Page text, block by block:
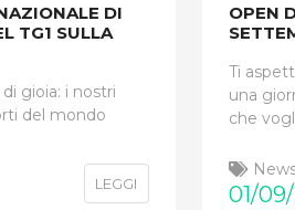
DI
TG1 SULLA
gioia: i nostri
del mondo
LEGGI
OPEN
Ti
una
che
01/